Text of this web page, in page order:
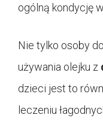
ogólną kondycję
Nie tylko osoby
używania olejku z
dzieci jest to
leczeniu